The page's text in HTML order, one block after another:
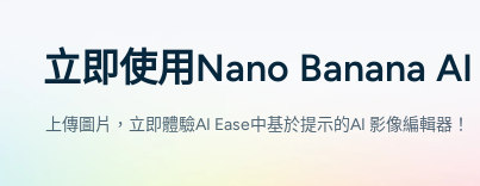
立即使用Nano Banana AI
上傳圖片，立即體驗AI Ease中基於提示的AI 影像編輯器！